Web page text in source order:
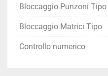
Bloccaggio Punzoni Tipo
Bloccaggio Matrici Tipo
Controllo numerico